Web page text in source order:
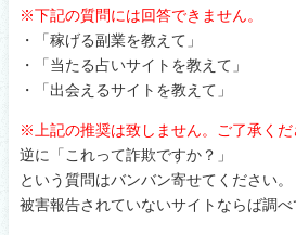
※下記の質問には回答できません。
・「稼げる副業を教えて」
・「当たる占いサイトを教えて」
・「出会えるサイトを教えて」
※上記の推奨は致しません。ご了承くだ
逆に「これって詐欺ですか？」
という質問はバンバン寄せてください。
被害報告されていないサイトならば調べ